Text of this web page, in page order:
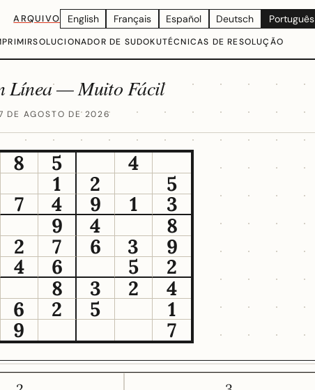
ARQUIVO English Français Español Deutsch Português
SOLUCIONADOR DE SUDOKUTÉCNICAS DE RESOLUÇÃO
Línea — Muito Fácil
DE AGOSTO DE 2026
8 5
4
1 2
5
7 4 9 1
3
9 4
8
2 7 6 3
9
4 6 5
2
8 3 2
4
6
2 5
1
9 7